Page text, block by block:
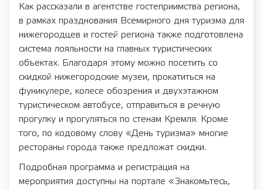
Как рассказали в агентстве гостеприимства региона,
в рамках празднования Всемирного дня туризма для
нижегородцев и гостей региона также подготовлена
система лояльности на главных туристических
объектах. Благодаря этому можно посетить со
скидкой нижегородские музеи, прокатиться на
фуникулере, колесе обозрения и двухэтажном
туристическом автобусе, отправиться в речную
прогулку и прогуляться по стенам Кремля. Кроме
того, по кодовому слову «День туризма» многие
рестораны города также предложат скидки.
Подробная программа и регистрация на
мероприятия доступны на портале «Знакомьтесь,